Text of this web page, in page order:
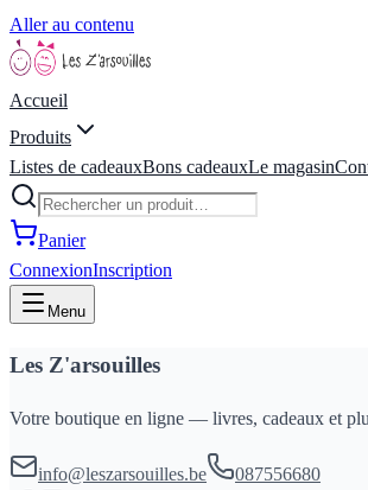
Aller au contenu
Accueil
Produits
Listes de cadeauxBons cadeauxLe magasin
Panier
ConnexionInscription
Menu
Les Z'arsouilles
Votre boutique en ligne — livres, cadeaux et
info@leszarsouilles.be 087556680